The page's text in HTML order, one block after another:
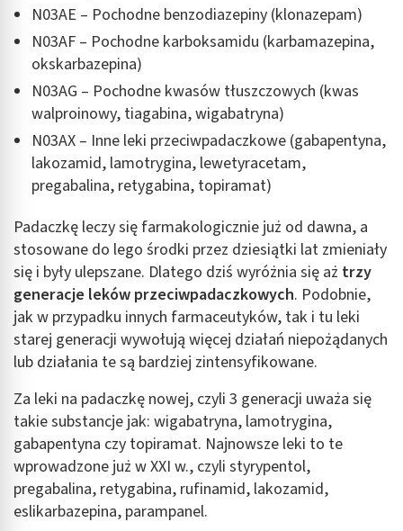
N03AE – Pochodne benzodiazepiny (klonazepam)
N03AF – Pochodne karboksamidu (karbamazepina,
okskarbazepina)
N03AG – Pochodne kwasów tłuszczowych (kwas
walproinowy, tiagabina, wigabatryna)
N03AX – Inne leki przeciwpadaczkowe (gabapentyna,
lakozamid, lamotrygina, lewetyracetam,
pregabalina, retygabina, topiramat)
Padaczkę leczy się farmakologicznie już od dawna, a
stosowane do lego środki przez dziesiątki lat zmieniały
się i były ulepszane. Dlatego dziś wyróżnia się aż trzy
generacje leków przeciwpadaczkowych. Podobnie,
jak w przypadku innych farmaceutyków, tak i tu leki
starej generacji wywołują więcej działań niepożądanych
lub działania te są bardziej zintensyfikowane.
Za leki na padaczkę nowej, czyli 3 generacji uważa się
takie substancje jak: wigabatryna, lamotrygina,
gabapentyna czy topiramat. Najnowsze leki to te
wprowadzone już w XXI w., czyli styrypentol,
pregabalina, retygabina, rufinamid, lakozamid,
eslikarbazepina, parampanel.